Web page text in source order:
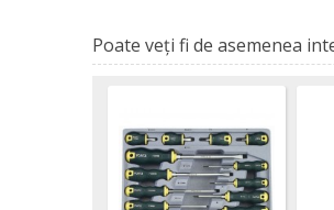
Poate veţi fi de asemenea